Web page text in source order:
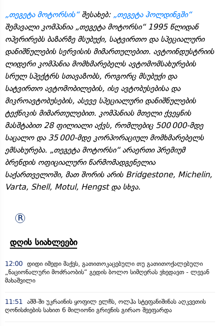
„თეგეტა მოტორსის“შესახებ: „თეგეტა ჰოლდინგში“
შემავალი კომპანია „თეგეტა მოტორსი“ 1995 წლიდან
ოპერირებს ბაზარზე მსუბუქი, სატვირთო და სპეციალური
დანიშნულების სერვისის მიმართულებით. ავტოინდუსტრიის
ლიდერი კომპანია მომხმარებელს ავტომომსახურების
სრულ სპექტრს სთავაზობს, როგორც მსუბუქი და
სატვირთო ავტომობილების, ისე ავტობუსებისა და
მიკროავტობუსების, ასევე სპეციალური დანიშნულების
ტექნიკის მიმართულებით. კომპანიას მთელი ქვეყნის
მასშტაბით 28 ფილიალი აქვს, რომლებიც 500 000-მდე
საცალო და 35 000-მდე კორპორაციულ მომხმარებელს
ემსახურება. „თეგეტა მოტორსი“ არაერთი პრემიუმ
ბრენდის ოფიციალური წარმომადგენელია
საქართველოში, მათ შორის არის Bridgestone, Michelin,
Varta, Shell, Motul, Hengst და სხვა.
დღის სიახლეები
12:00 დიდი იმედი მაქვს, გათითოკაცებული თუ გათითოქალებული
„ნაციონალური მოძრაობის“ გედის ბოლო სიმღერას ვხედავთ - ლევან
მახაშვილი
11:51 აშშ-ში უკრაინის ყოფილ ელჩს, ოლჰა სტეფანიშინას აღკვეთის
ღონისძიების სახით 6 მილიონი გრივნის გირაო შეეფარდა